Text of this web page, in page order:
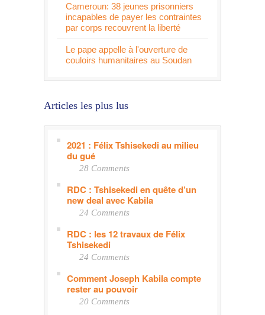
Cameroun: 38 jeunes prisonniers
incapables de payer les contraintes
par corps recouvrent la liberté
Le pape appelle à l'ouverture de
couloirs humanitaires au Soudan
Articles les plus lus
2021 : Félix Tshisekedi au milieu
du gué
28 Comments
RDC : Tshisekedi en quête d’un
new deal avec Kabila
24 Comments
RDC : les 12 travaux de Félix
Tshisekedi
24 Comments
Comment Joseph Kabila compte
rester au pouvoir
20 Comments